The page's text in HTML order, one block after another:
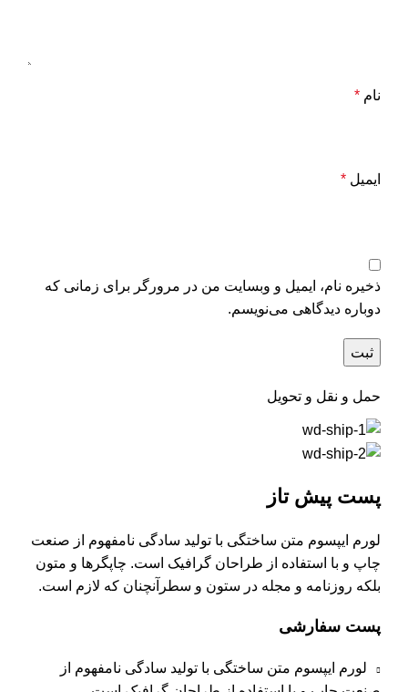
نام *
ایمیل *
ذخیره نام، ایمیل و وبسایت من در مرورگر برای زمانی که
دوباره دیدگاهی می‌نویسم.
حمل و نقل و تحویل
پست پیش تاز
لورم ایپسوم متن ساختگی با تولید سادگی نامفهوم از صنعت
چاپ و با استفاده از طراحان گرافیک است. چاپگرها و متون
بلکه روزنامه و مجله در ستون و سطرآنچنان که لازم است.
پست سفارشی
لورم ایپسوم متن ساختگی با تولید سادگی نامفهوم از